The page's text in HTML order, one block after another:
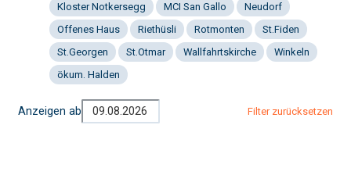
Kloster Notkersegg
MCI San Gallo
Neudorf
Offenes Haus
Riethüsli Rotmonten
St.Fiden
St.Georgen
St.Otmar Wallfahrtskirche
Winkeln
ökum. Halden
Anzeigen ab Filter zurücksetzen